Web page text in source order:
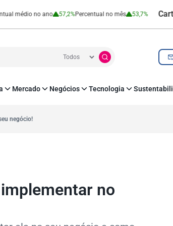
no ano 57,2%Percentual no mês 53,7% Cartão de
Mercado
Finance
Negócios Tecnologia
negócio!
no